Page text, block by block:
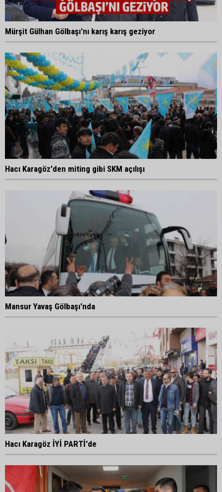
Mürşit Gülhan Gölbaşı'nı karış karış geziyor
Hacı Karagöz'den miting gibi SKM açılışı
Mansur Yavaş Gölbaşı'nda
Hacı Karagöz İYİ PARTİ'de